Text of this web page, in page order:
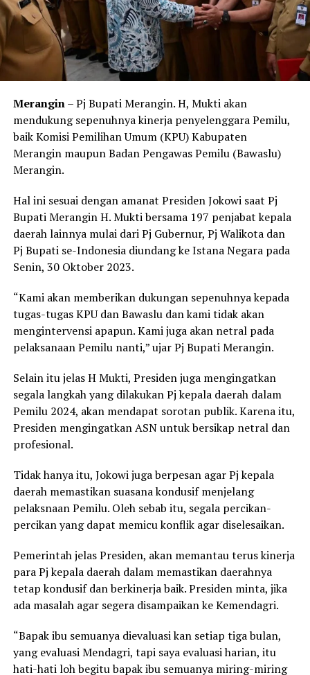
Merangin– Pj Bupati Merangin. H, Mukti akan
mendukung sepenuhnya kinerja penyelenggara Pemilu,
baik Komisi Pemilihan Umum (KPU) Kabupaten
Merangin maupun Badan Pengawas Pemilu (Bawaslu)
Merangin.
Hal ini sesuai dengan amanat Presiden Jokowi saat Pj
Bupati Merangin H. Mukti bersama 197 penjabat kepala
daerah lainnya mulai dari Pj Gubernur, Pj Walikota dan
Pj Bupati se-Indonesia diundang ke Istana Negara pada
Senin, 30 Oktober 2023.
“Kami akan memberikan dukungan sepenuhnya kepada
tugas-tugas KPU dan Bawaslu dan kami tidak akan
mengintervensi apapun. Kami juga akan netral pada
pelaksanaan Pemilu nanti,” ujar Pj Bupati Merangin.
Selain itu jelas H Mukti, Presiden juga mengingatkan
segala langkah yang dilakukan Pj kepala daerah dalam
Pemilu 2024, akan mendapat sorotan publik. Karena itu,
Presiden mengingatkan ASN untuk bersikap netral dan
profesional.
Tidak hanya itu, Jokowi juga berpesan agar Pj kepala
daerah memastikan suasana kondusif menjelang
pelaksnaan Pemilu. Oleh sebab itu, segala percikan-
percikan yang dapat memicu konflik agar diselesaikan.
Pemerintah jelas Presiden, akan memantau terus kinerja
para Pj kepala daerah dalam memastikan daerahnya
tetap kondusif dan berkinerja baik. Presiden minta, jika
ada masalah agar segera disampaikan ke Kemendagri.
“Bapak ibu semuanya dievaluasi kan setiap tiga bulan,
yang evaluasi Mendagri, tapi saya evaluasi harian, itu
hati-hati loh begitu bapak ibu semuanya miring-miring